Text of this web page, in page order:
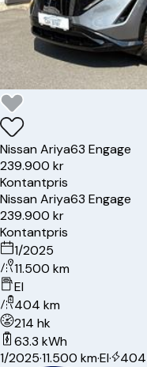
NissanAriya63 Engage
239.900 kr
Kontantpris
NissanAriya63 Engage
239.900 kr
Kontantpris
1/2025
11.500 km
El
404 km
214 hk
63.3 kWh
1/2025·11.500 km·El· 404